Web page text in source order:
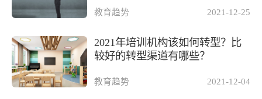
教育趋势 2021-12-25
2021年培训机构该如何转型？比
较好的转型渠道有哪些？
教育趋势 2021-12-04